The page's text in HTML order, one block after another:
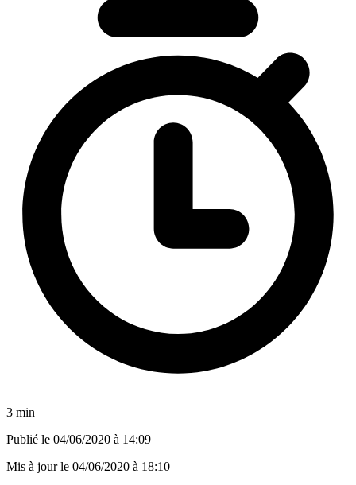
3 min
Publié le 04/06/2020 à 14:09
Mis à jour le 04/06/2020 à 18:10